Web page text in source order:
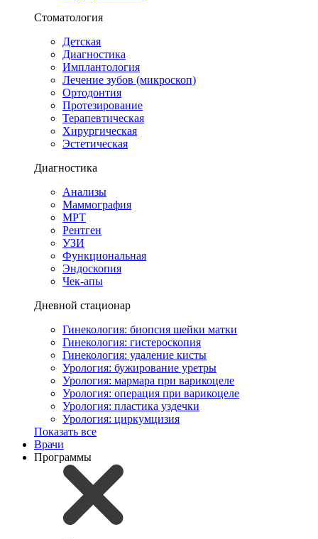
Стоматология
Детская
Диагностика
Имплантология
Лечение зубов (микроскоп)
Ортодонтия
Протезирование
Терапевтическая
Хирургическая
Эстетическая
Диагностика
Анализы
Маммография
МРТ
Рентген
УЗИ
Функциональная
Эндоскопия
Чек-апы
Дневной стационар
Гинекология: биопсия шейки матки
Гинекология: гистероскопия
Гинекология: удаление кисты
Урология: бужирование уретры
Урология: мармара при варикоцеле
Урология: операция при варикоцеле
Урология: пластика уздечки
Урология: циркумцизия
Показать все
Врачи
Программы